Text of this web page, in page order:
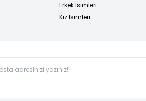
Erkek İsimleri
Kız İsimleri